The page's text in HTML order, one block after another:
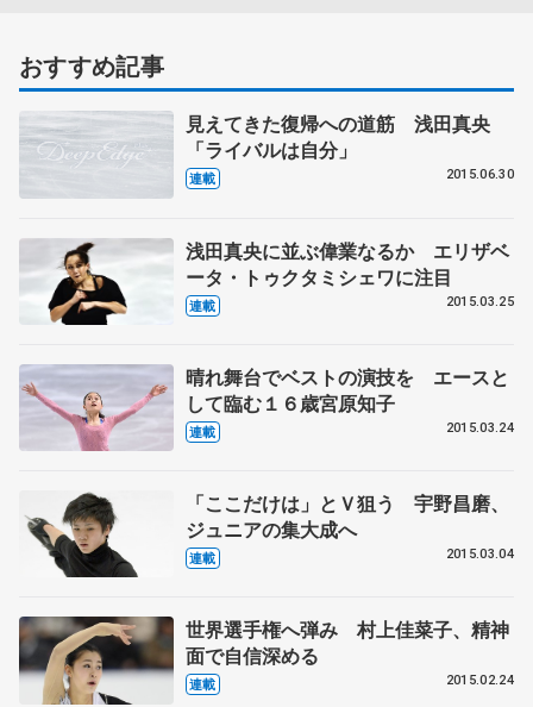
おすすめ記事
見えてきた復帰への道筋 浅田真央
「ライバルは自分」
連載 2015.06.30
浅田真央に並ぶ偉業なるか エリザベ
ータ・トゥクタミシェワに注目
連載 2015.03.25
晴れ舞台でベストの演技を エースと
して臨む１６歳宮原知子
連載 2015.03.24
「ここだけは」とＶ狙う 宇野昌磨、
ジュニアの集大成へ
連載 2015.03.04
世界選手権へ弾み 村上佳菜子、精神
面で自信深める
連載 2015.02.24